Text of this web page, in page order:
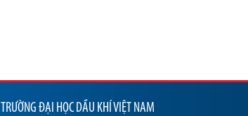
TRƯỜNG ĐẠI HỌC DẦU KHÍ VIỆT NAM